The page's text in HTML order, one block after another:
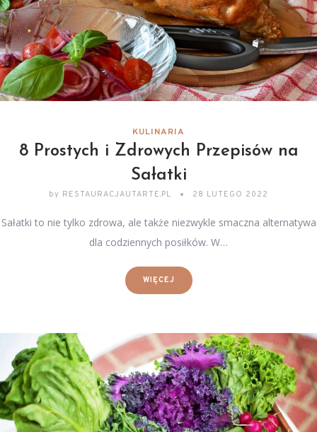
KULINARIA
8 Prostych i Zdrowych Przepisów na
Sałatki
by RESTAURACJAUTARTE.PL 28 LUTEGO 2022
Sałatki to nie tylko zdrowa, ale także niezwykle smaczna alternatywa
dla codziennych posiłków. W…
WIĘCEJ